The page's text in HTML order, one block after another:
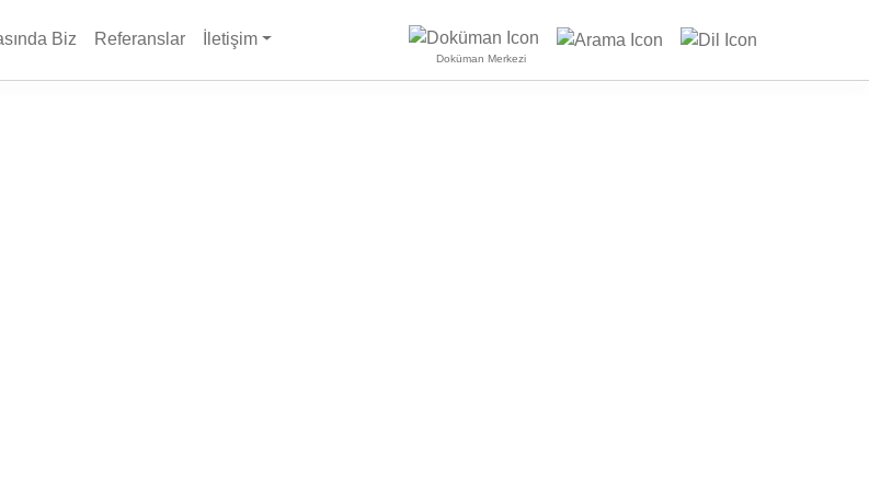
Biz Referanslar İletişim
Doküman Merkezi